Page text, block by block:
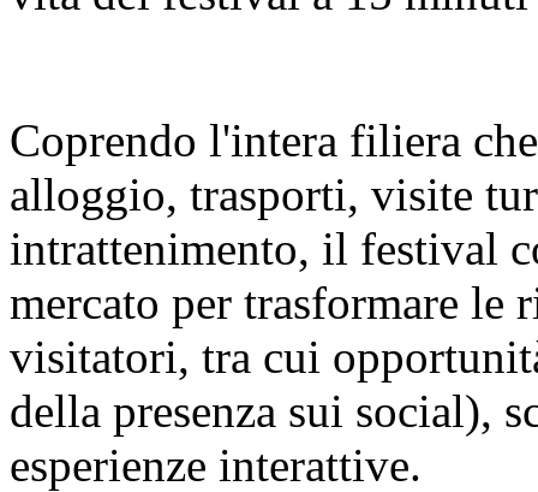
Coprendo l'intera filiera
alloggio, trasporti, visite
intrattenimento, il festival
mercato per trasformare le
visitatori, tra cui
della presenza sui social),
esperienze interattive.